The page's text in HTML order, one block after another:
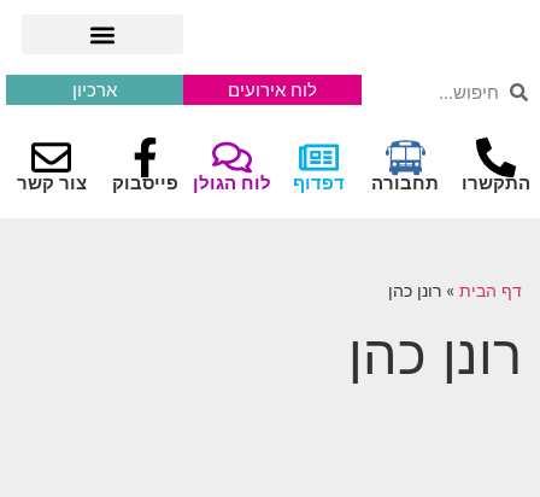
לוח אירועים ארכיון
התקשרו תחבורה דפדוף לוח הגולן פייסבוק צור קשר
דף הבית » רונן כהן
רונן כהן